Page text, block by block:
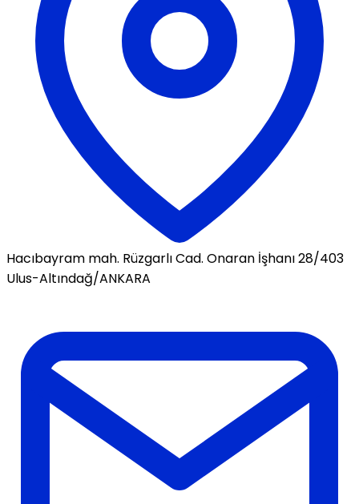
Hacıbayram mah. Rüzgarlı Cad. Onaran İşhanı 28/403
Ulus-Altındağ/ANKARA